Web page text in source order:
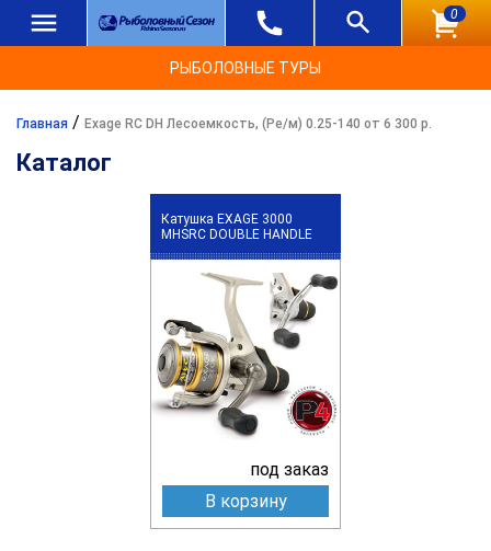
0
РЫБОЛОВНЫЕ ТУРЫ
Главная / Exage RC DH Лесоемкость, (Ре/м) 0.25-140 от 6 300 р.
Каталог
Катушка EXAGE 3000
MHSRC DOUBLE HANDLE
под заказ
В корзину